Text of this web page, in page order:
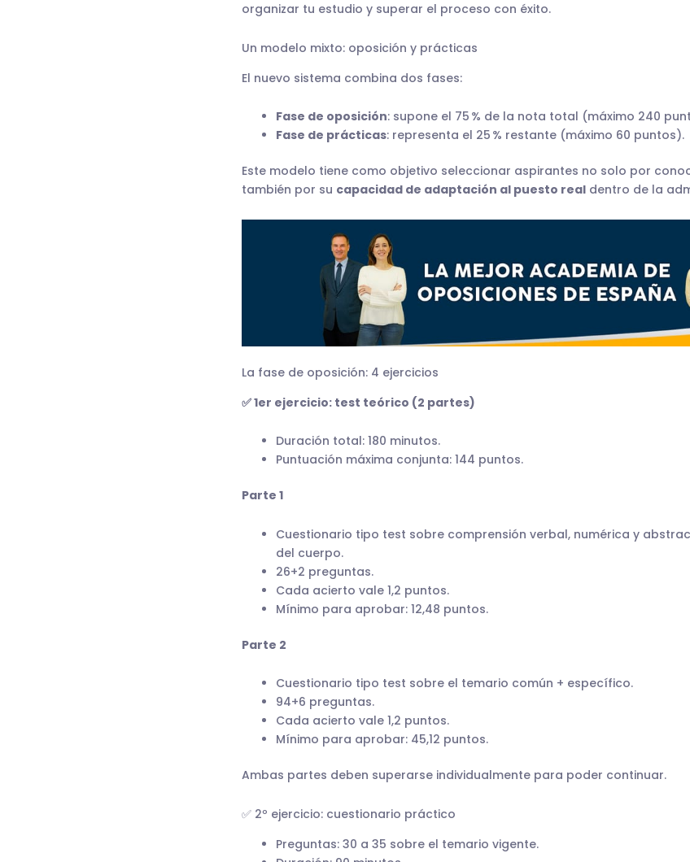
organizar tu estudio y superar el proceso con éxito.
Un modelo mixto: oposición y prácticas
El nuevo sistema combina dos fases:
Fase de oposición: supone el 75 % de la nota total (máximo 240
Fase de prácticas: representa el 25 % restante (máximo 60 puntos).
Este modelo tiene como objetivo seleccionar aspirantes no solo por
también por su capacidad de adaptación al puesto real dentro de la
La fase de oposición: 4 ejercicios
✅ 1er ejercicio: test teórico (2 partes)
Duración total: 180 minutos.
Puntuación máxima conjunta: 144 puntos.
Parte 1
Cuestionario tipo test sobre comprensión verbal, numérica y
del cuerpo.
26+2 preguntas.
Cada acierto vale 1,2 puntos.
Mínimo para aprobar: 12,48 puntos.
Parte 2
Cuestionario tipo test sobre el temario común + específico.
94+6 preguntas.
Cada acierto vale 1,2 puntos.
Mínimo para aprobar: 45,12 puntos.
Ambas partes deben superarse individualmente para poder continuar.
✅ 2º ejercicio: cuestionario práctico
Preguntas: 30 a 35 sobre el temario vigente.